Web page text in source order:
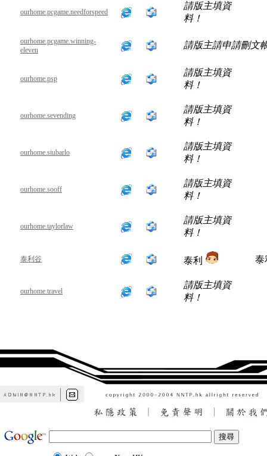
ourhome.pcgame.needforspeed
請版主填資
料！
ourhome.pcgame.winning-
eleven
請版主請申請刪文
ourhome.psp
請版主填資
料！
ourhome.sevending
請版主填資
料！
ourhome.siubarlo
請版主填資
料！
ourhome.sooff
請版主填資
料！
ourhome.taylorlaw
請版主填資
料！
泰利谷 泰利
ourhome.travel
請版主填資
料！